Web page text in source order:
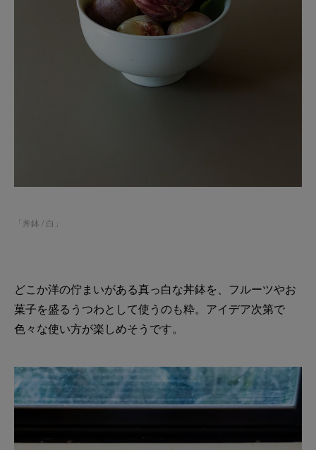
「 丼鉢 / 白
どこか洋の佇まいがある真っ白な丼鉢を、フルーツやお
菓子を盛るうつわとして使うのも粋。アイデア次第で
色々な使い方が楽しめそうです。